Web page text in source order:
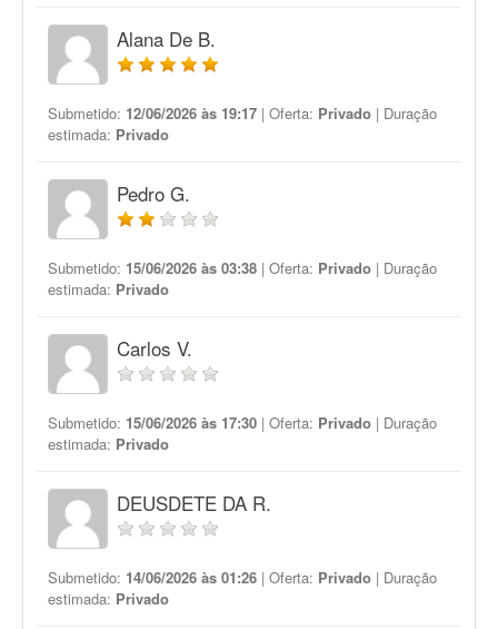
Alana De B.
Submetido: 12/06/2026 às 19:17 | Oferta: Privado | Duração
estimada: Privado
Pedro G.
Submetido: 15/06/2026 às 03:38 | Oferta: Privado | Duração
estimada: Privado
Carlos V.
Submetido: 15/06/2026 às 17:30 | Oferta: Privado | Duração
estimada: Privado
DEUSDETE DA R.
Submetido: 14/06/2026 às 01:26 | Oferta: Privado | Duração
estimada: Privado